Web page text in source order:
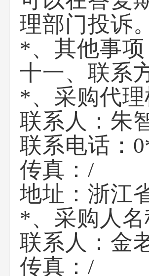
理部门投诉。
*、其他事项
十一、联系
*、采购代
联系人： 朱
联系电话：
传真：/
地址： 浙江
*、采购人
联系人： 金
传真：/